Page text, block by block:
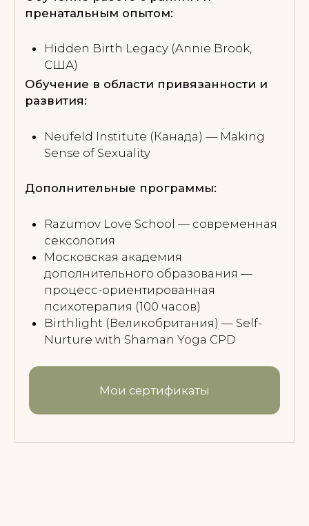
И с этим можно работать.
В другом — всё работает, но нет
внутреннего движения, тепла, живости.
опасность рядом: напряжение, тревога,
контроль, бессонница.
Как будто всё «в порядке» — но нет
Или наоборот — в жизни в целом есть
получается.
Но нет той глубины контакта, в которой
можно по-настоящему чувствовать себя,
работа, другие люди.
Внутри тревожно и нет опоры, даже когда
Гиперответственная и уставшая
Вы тянете многое. Отдых не